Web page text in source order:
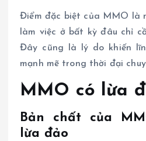
Điểm đặc biệt của MMO là
làm việc ở bất kỳ đâu chỉ
Đây cũng là lý do khiến
mạnh mẽ trong thời đại
MMO có lừa
Bản chất của
lừa đảo